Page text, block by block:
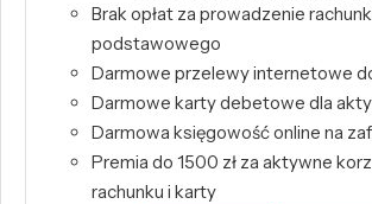
Brak opłat za prowadzenie
podstawowego
Darmowe przelewy internetowe
Darmowe karty debetowe dla
Darmowa księgowość online na
Premia do 1500 zł za aktywne
rachunku i karty